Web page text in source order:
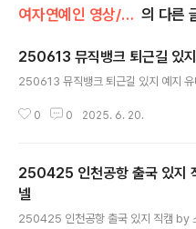
여자연예인 영상/ITZY 의 다른
250613 뮤직뱅크 퇴근길 있
250613 뮤직뱅크 퇴근길 있지 예지
0 0 2025. 6. 20.
250425 인천공항 출국 있지
넬
250425 인천공항 출국 있지 직캠 by